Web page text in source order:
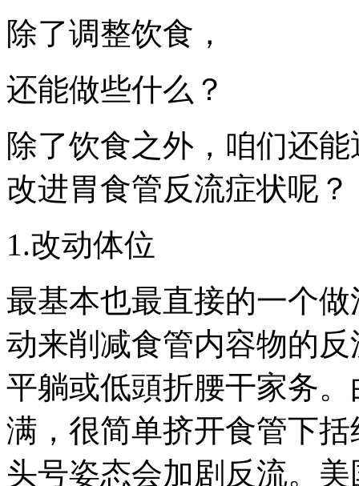
除了调整饮食，
还能做些什么？
除了饮食之外，咱们还
改进胃食管反流症状呢？
1.改动体位
最基本也最直接的一个
动来削减食管内容物的
平躺或低頭折腰干家务
满，很简单挤开食管下
头号姿态会加剧反流。